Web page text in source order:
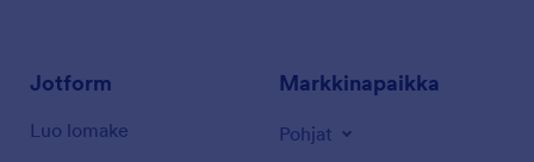
Jotform
Luo lomake
Markkinapaikka
Pohjat